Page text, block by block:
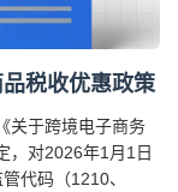
税收优惠政策
关于跨境电子商务
，对2026年1月1日
代码（1210、